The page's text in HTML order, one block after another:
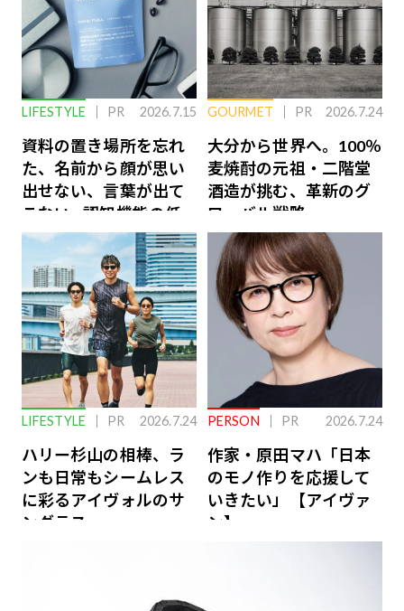
LIFESTYLE PR 2026.7.15
資料の置き場所を忘れ
た、名前から顔が思い
出せない、言葉が出て
こない…認知機能の低
下を救う、脳のインナ
ーケアとは
GOURMET PR 2026.7.24
大分から世界へ。100％
麦焼酎の元祖・二階堂
酒造が挑む、革新のグ
ローバル戦略
LIFESTYLE PR 2026.7.24
ハリー杉山の相棒、ラ
ンも日常もシームレス
に彩るアイヴォルのサ
ングラス
PERSON PR 2026.7.24
作家・原田マハ「日本
のモノ作りを応援して
いきたい」【アイヴァ
ン】